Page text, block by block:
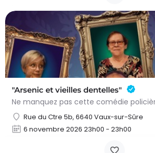
"Arsenic et vieilles dentelles"
Rue du Ctre 5b, 6640 Vaux-sur-Sûre
6 novembre 2026 23h00 - 23h00